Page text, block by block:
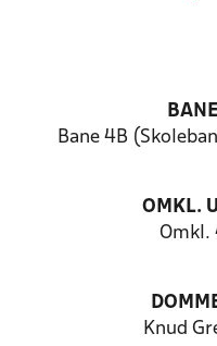
BANE
Bane 4B
OMKL.
Omkl.
Knud